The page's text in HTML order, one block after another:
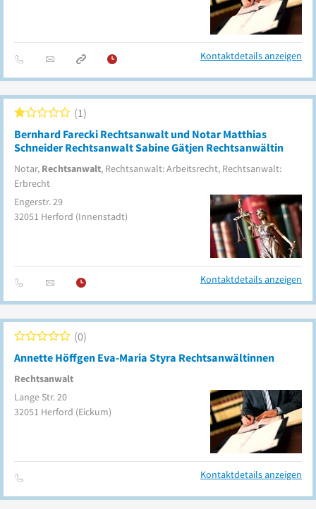
Kontaktdetails anzeigen
Bernhard Farecki Rechtsanwalt und Notar Matthias
Schneider Rechtsanwalt Sabine Gätjen Rechtsanwältin
Notar, Rechtsanwalt, Rechtsanwalt: Arbeitsrecht, Rechtsanwalt:
Erbrecht
1
Engerstr. 29
32051 Herford (Innenstadt)
Kontaktdetails anzeigen
Annette Höffgen Eva-Maria Styra Rechtsanwältinnen
Rechtsanwalt
0
Lange Str. 20
32051 Herford (Eickum)
Kontaktdetails anzeigen